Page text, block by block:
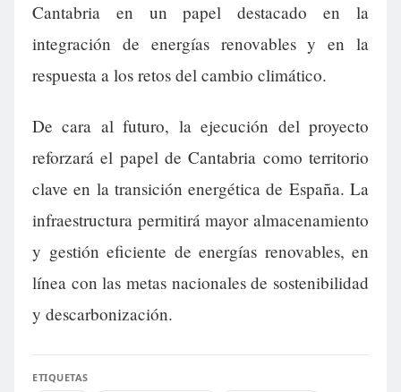
Cantabria en un papel destacado en la
integración de energías renovables y en la
respuesta a los retos del cambio climático.
De cara al futuro, la ejecución del proyecto
reforzará el papel de Cantabria como territorio
clave en la transición energética de España. La
infraestructura permitirá mayor almacenamiento
y gestión eficiente de energías renovables, en
línea con las metas nacionales de sostenibilidad
y descarbonización.
ETIQUETAS